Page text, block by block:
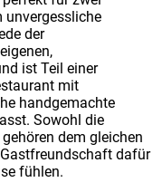
unvergessliche
der
ist Teil einer
mit
handgemachte
Sowohl die
dem gleichen
dafür
fühlen.